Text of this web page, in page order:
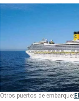
Otros puertos de embarque: